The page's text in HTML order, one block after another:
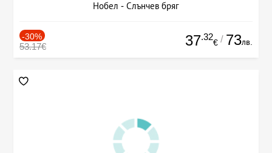
Нобел - Слънчев бряг
-30%
53.17€ 37.32
€ / 73лв.